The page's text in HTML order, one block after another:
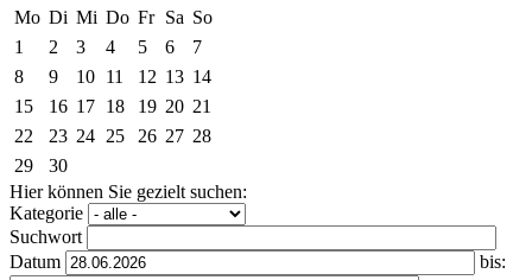
Mo Di Mi Do Fr Sa So
1
2 3 4 5 6
7
8
9 10 11 12 13 14
15
16 17 18 19 20 21
22
23 24 25 26 27 28
29
30
Hier können Sie gezielt suchen:
Kategorie
Suchwort
Datum
bis: